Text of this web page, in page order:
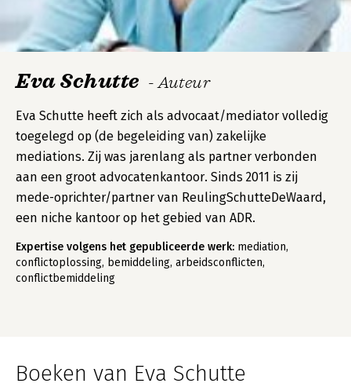
Eva Schutte - Auteur
Eva Schutte heeft zich als advocaat/mediator volledig
toegelegd op (de begeleiding van) zakelijke
mediations. Zij was jarenlang als partner verbonden
aan een groot advocatenkantoor. Sinds 2011 is zij
mede-oprichter/partner van ReulingSchutteDeWaard,
een niche kantoor op het gebied van ADR.
Expertise volgens het gepubliceerde werk: mediation,
conflictoplossing, bemiddeling, arbeidsconflicten,
conflictbemiddeling
Boeken van Eva Schutte